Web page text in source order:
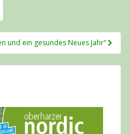
und ein gesundes Neues Jahr“